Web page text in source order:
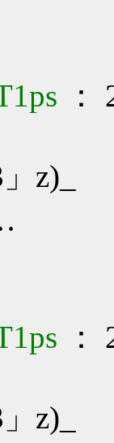
：
z)_
：
z)_